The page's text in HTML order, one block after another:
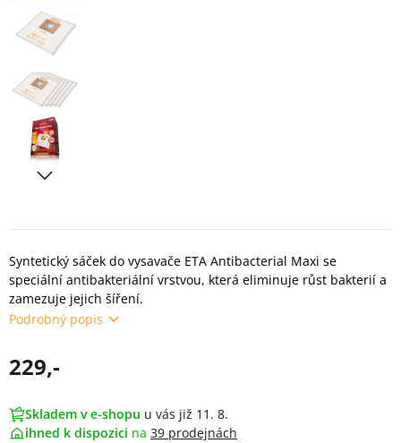
Syntetický sáček do vysavače ETA Antibacterial Maxi se
speciální antibakteriální vrstvou, která eliminuje růst bakterií a
zamezuje jejich šíření.
Podrobný popis
229,-
Skladem v e-shopu u vás již 11. 8.
ihned k dispozici na 39 prodejnách